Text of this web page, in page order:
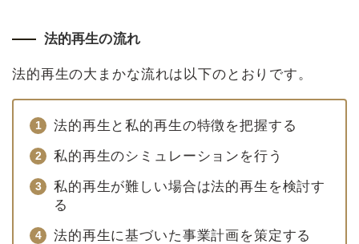
法的再生の流れ
法的再生の大まかな流れは以下のとおりです。
法的再生と私的再生の特徴を把握する
私的再生のシミュレーションを行う
私的再生が難しい場合は法的再生を検討す
る
法的再生に基づいた事業計画を策定する